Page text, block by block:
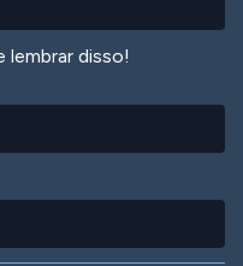
lembrar disso!